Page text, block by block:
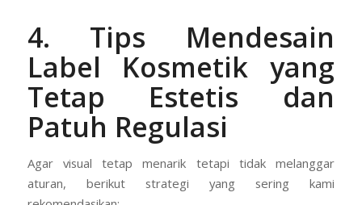
4. Tips Mendesain
Label Kosmetik yang
Tetap Estetis dan
Patuh Regulasi
Agar visual tetap menarik tetapi tidak melanggar
aturan, berikut strategi yang sering kami